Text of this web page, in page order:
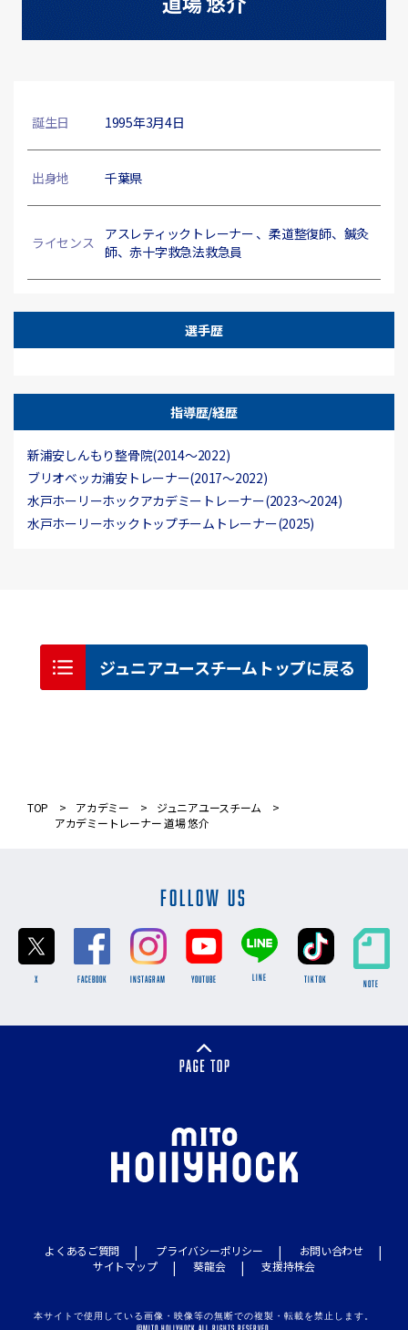
誕生日 1995年3月4日
出身地 千葉県
ライセンス
アスレティックトレーナー 、柔道整復師、鍼灸
師、赤十字救急法救急員
選手歴
指導歴/経歴
新浦安しんもり整骨院(2014〜2022)
ブリオベッカ浦安トレーナー(2017〜2022)
水戸ホーリーホックアカデミートレーナー(2023～2024)
水戸ホーリーホックトップチームトレーナー(2025)
ジュニアユースチームトップに戻る
TOP アカデミー
ジュニアユースチーム
アカデミートレーナー 道場 悠介
FOLLOW US
X FACEBOOK INSTAGRAM YOUTUBE LINE TikTok NOTE
よくあるご質問 プライバシーポリシー
お問い合わせ
サイトマップ
葵龍会 支援持株会
本サイトで使用している画像・映像等の無断での複製・転載を禁止します。